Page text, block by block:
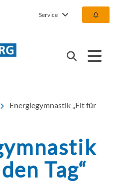
Service
Urlaub | Ferien | Hotel |
Suchen
Energiegymnastik „Fit für
Tag“